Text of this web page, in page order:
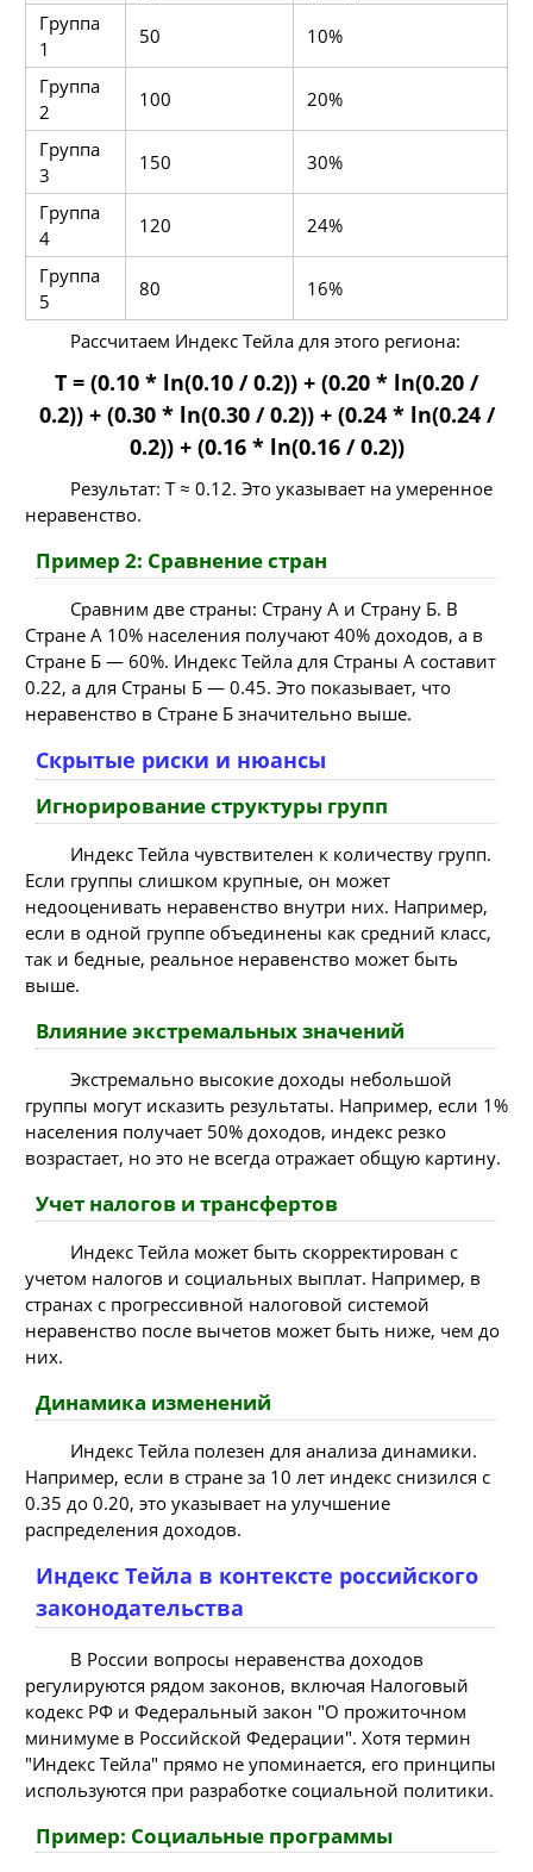
Группа
1
50 10%
Группа
2
100 20%
Группа
3
150 30%
Группа
4
120 24%
Группа
5
80 16%
Рассчитаем Индекс Тейла для этого региона:
T = (0.10 * ln(0.10 / 0.2)) + (0.20 * ln(0.20 /
0.2)) + (0.30 * ln(0.30 / 0.2)) + (0.24 * ln(0.24 /
0.2)) + (0.16 * ln(0.16 / 0.2))
Результат: T ≈ 0.12. Это указывает на умеренное
неравенство.
Пример 2: Сравнение стран
Сравним две страны: Страну А и Страну Б. В
Стране А 10% населения получают 40% доходов, а в
Стране Б — 60%. Индекс Тейла для Страны А составит
0.22, а для Страны Б — 0.45. Это показывает, что
неравенство в Стране Б значительно выше.
Скрытые риски и нюансы
Игнорирование структуры групп
Индекс Тейла чувствителен к количеству групп.
Если группы слишком крупные, он может
недооценивать неравенство внутри них. Например,
если в одной группе объединены как средний класс,
так и бедные, реальное неравенство может быть
выше.
Влияние экстремальных значений
Экстремально высокие доходы небольшой
группы могут исказить результаты. Например, если 1%
населения получает 50% доходов, индекс резко
возрастает, но это не всегда отражает общую картину.
Учет налогов и трансфертов
Индекс Тейла может быть скорректирован с
учетом налогов и социальных выплат. Например, в
странах с прогрессивной налоговой системой
неравенство после вычетов может быть ниже, чем до
них.
Динамика изменений
Индекс Тейла полезен для анализа динамики.
Например, если в стране за 10 лет индекс снизился с
0.35 до 0.20, это указывает на улучшение
распределения доходов.
Индекс Тейла в контексте российского
законодательства
В России вопросы неравенства доходов
регулируются рядом законов, включая Налоговый
кодекс РФ и Федеральный закон "О прожиточном
минимуме в Российской Федерации". Хотя термин
"Индекс Тейла" прямо не упоминается, его принципы
используются при разработке социальной политики.
Пример: Социальные программы